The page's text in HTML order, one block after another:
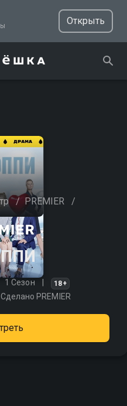
Открыть
/ PREMIER /
1 Сезон 18+
Сделано PREMIER